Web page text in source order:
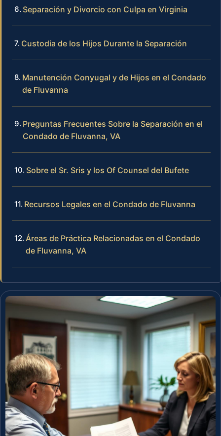
Separación y Divorcio con Culpa en Virginia
Custodia de los Hijos Durante la Separación
Manutención Conyugal y de Hijos en el Condado
de Fluvanna
Preguntas Frecuentes Sobre la Separación en el
Condado de Fluvanna, VA
Sobre el Sr. Sris y los Of Counsel del Bufete
Recursos Legales en el Condado de Fluvanna
Áreas de Práctica Relacionadas en el Condado
de Fluvanna, VA